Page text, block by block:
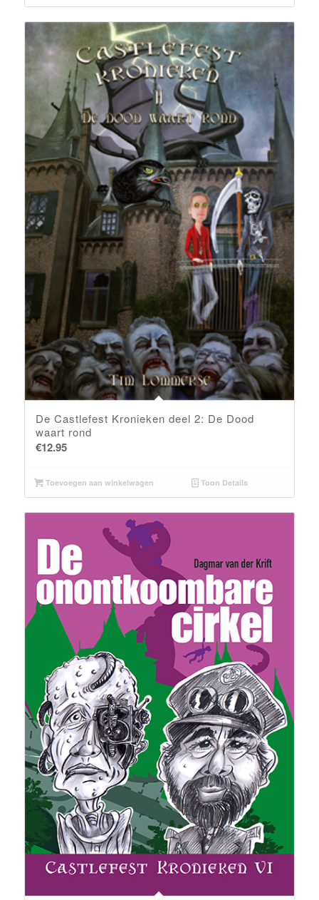
De Castlefest Kronieken deel 2: De Dood
waart rond
€12.95
Toevoegen aan winkelwagen Toon Details